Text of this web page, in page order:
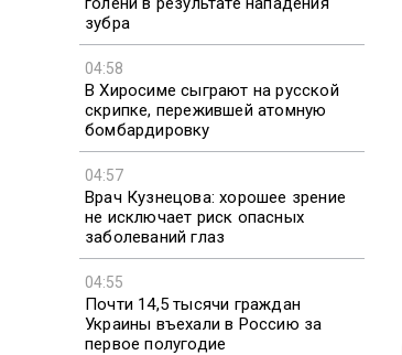
зубра
04:58
В Хиросиме сыграют на русской
скрипке, пережившей атомную
бомбардировку
04:57
Врач Кузнецова: хорошее зрение
не исключает риск опасных
заболеваний глаз
04:55
Почти 14,5 тысячи граждан
Украины въехали в Россию за
первое полугодие